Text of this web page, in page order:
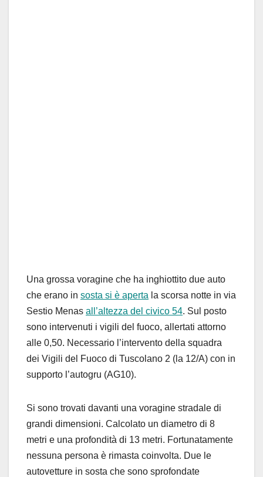
Una grossa voragine che ha inghiottito due auto
che erano in sosta si è aperta la scorsa notte in via
Sestio Menas all’altezza del civico 54. Sul posto
sono intervenuti i vigili del fuoco, allertati attorno
alle 0,50. Necessario l’intervento della squadra
dei Vigili del Fuoco di Tuscolano 2 (la 12/A) con in
supporto l’autogru (AG10).
Si sono trovati davanti una voragine stradale di
grandi dimensioni. Calcolato un diametro di 8
metri e una profondità di 13 metri. Fortunatamente
nessuna persona è rimasta coinvolta. Due le
autovetture in sosta che sono sprofondate